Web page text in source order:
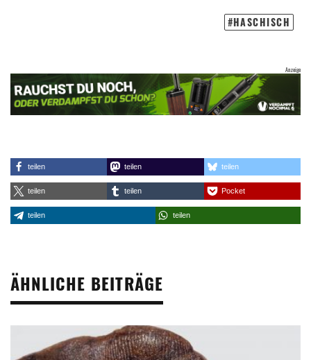
HASCHISCH
teilen teilen teilen
teilen teilen Pocket
teilen teilen
ÄHNLICHE BEITRÄGE